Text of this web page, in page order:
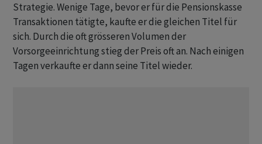
Strategie. Wenige Tage, bevor er für die Pensionskasse
Transaktionen tätigte, kaufte er die gleichen Titel für
sich. Durch die oft grösseren Volumen der
Vorsorgeeinrichtung stieg der Preis oft an. Nach einigen
Tagen verkaufte er dann seine Titel wieder.